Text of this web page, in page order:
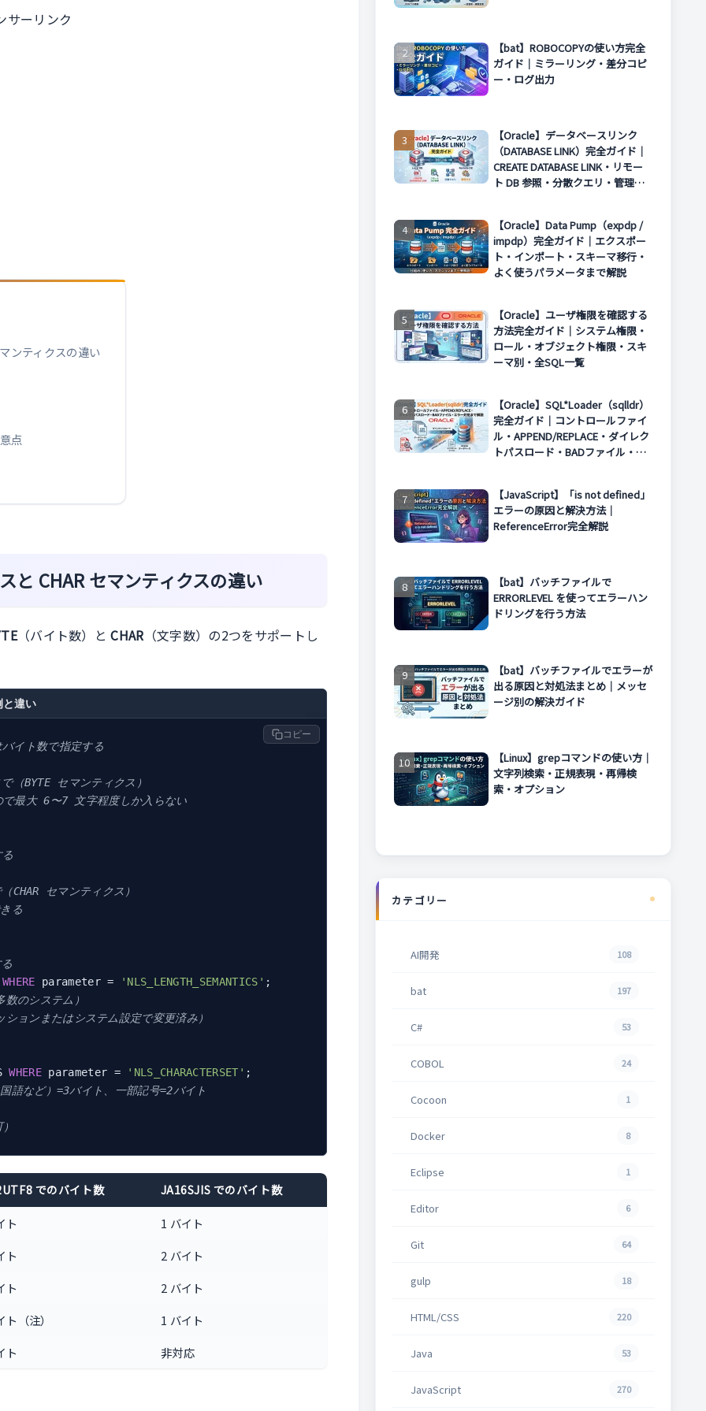
サーリンク
ンティクスの違い
点
と CHAR セマンティクスの違い
（バイト数）とCHAR（文字数）の2つをサポートし
と違い
イト数で指定する
（BYTE セマンティクス）
最大 6〜7 文字程度しか入らない
CHAR セマンティクス）
る
WHERE parameter = 'NLS_LENGTH_SEMANTICS'
のシステム）
ョンまたはシステム設定で変更済み）
WHERE parameter = 'NLS_CHARACTERSET'
など）=3バイト、一部記号=2バイト
コピー
でのバイト数 JA16SJIS でのバイト数
ト
1 バイト
ト
2 バイト
ト
2 バイト
（注）
1 バイト
ト
非対応
【bat】ROBOCOPYの使い方完全
ガイド｜ミラーリング・差分コピ
ー・ログ出力
【Oracle】データベースリンク
（DATABASE LINK）完全ガイド｜
CREATE DATABASE LINK・リモー
ト DB 参照・分散クエリ・管理方
【Oracle】Data Pump（expdp /
impdp）完全ガイド｜エクスポー
ト・インポート・スキーマ移行・
よく使うパラメータまで解説
【Oracle】ユーザ権限を確認する
方法完全ガイド｜システム権限・
ロール・オブジェクト権限・スキ
ーマ別・全SQL一覧
【Oracle】SQL*Loader（sqlldr）
完全ガイド｜コントロールファイ
ル・APPEND/REPLACE・ダイレク
トパスロード・BADファイル・エ
【JavaScript】「is not defined」
エラーの原因と解決方法｜
ReferenceError完全解説
【bat】バッチファイルで
ERRORLEVEL を使ってエラーハン
ドリングを行う方法
【bat】バッチファイルでエラーが
出る原因と対処法まとめ｜メッセ
ージ別の解決ガイド
【Linux】grepコマンドの使い方｜
文字列検索・正規表現・再帰検
索・オプション
カテゴリー
AI開発 108
bat 197
C# 53
COBOL 24
Cocoon 1
Docker 8
Eclipse 1
Editor 6
Git 64
gulp 18
HTML/CSS 220
Java 53
JavaScript 270